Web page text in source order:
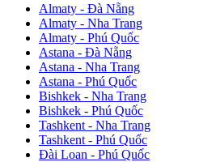
Almaty - Đà Nẵng
Almaty - Nha Trang
Almaty - Phú Quốc
Astana - Đà Nẵng
Astana - Nha Trang
Astana - Phú Quốc
Bishkek - Nha Trang
Bishkek - Phú Quốc
Tashkent - Nha Trang
Tashkent - Phú Quốc
Đài Loan - Phú Quốc